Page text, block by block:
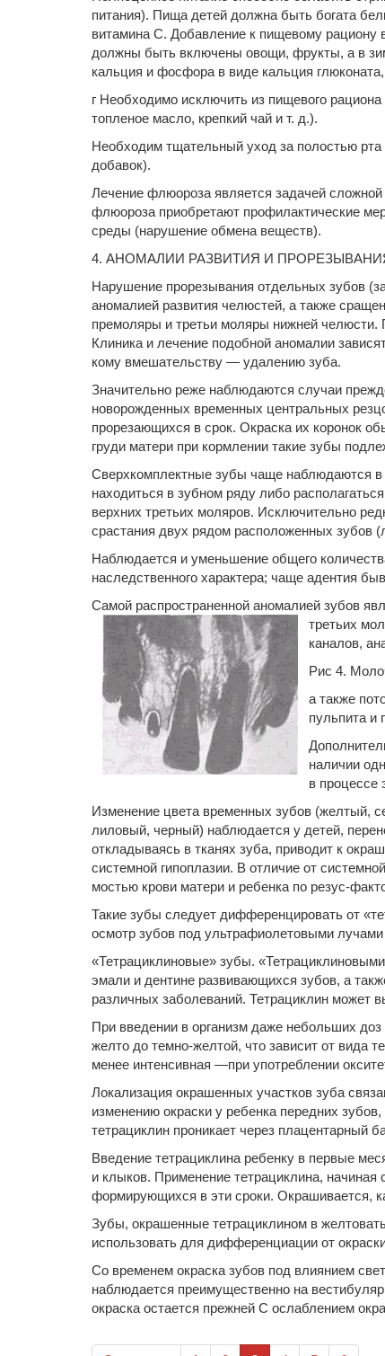
питания). Пища детей должна быть богата
витамина С. Добавление к пищевому рациону
должны быть включены овощи, фрукты, а в
кальция и фосфора в виде кальция
г Необходимо исключить из пищевого
топленое масло, крепкий чай и т. д.).
Необходим тщательный уход за полостью
добавок).
Лечение флюороза является задачей
флюороза приобретают профилактические
среды (нарушение обмена веществ).
4. АНОМАЛИИ РАЗВИТИЯ И
Нарушение прорезывания отдельных зубов
аномалией развития челюстей, а также
премоляры и третьи моляры нижней челюсти.
Клиника и лечение подобной аномалии
кому вмешательству — удалению зуба.
Значительно реже наблюдаются случаи
новорожденных временных центральных
прорезающихся в срок. Окраска их коронок
груди матери при кормлении такие зубы
Сверхкомплектные зубы чаще наблюдаются
находиться в зубном ряду либо
верхних третьих моляров. Исключительно
срастания двух рядом расположенных зубов
Наблюдается и уменьшение общего
наследственного характера; чаще адентия
Самой распространенной аномалией зубов
третьих
каналов,
Рис 4.
а также
пульпита и
наличии
в процессе
Изменение цвета временных зубов (желтый,
лиловый, черный) наблюдается у детей,
откладываясь в тканях зуба, приводит к
системной гипоплазии. В отличие от
мостью крови матери и ребенка по резус-
Такие зубы следует дифференцировать от
осмотр зубов под ультрафиолетовыми
«Тетрациклиновые» зубы.
эмали и дентине развивающихся зубов, а
различных заболеваний. Тетрациклин может
При введении в организм даже небольших
желто до темно-желтой, что зависит от вида
менее интенсивная —при употреблении
Локализация окрашенных участков зуба
изменению окраски у ребенка передних
тетрациклин проникает через плацентарный
Введение тетрациклина ребенку в первые
и клыков. Применение тетрациклина,
формирующихся в эти сроки. Окрашивается,
Зубы, окрашенные тетрациклином в
использовать для дифференциации от
Со временем окраска зубов под влиянием
наблюдается преимущественно на
окраска остается прежней С ослаблением